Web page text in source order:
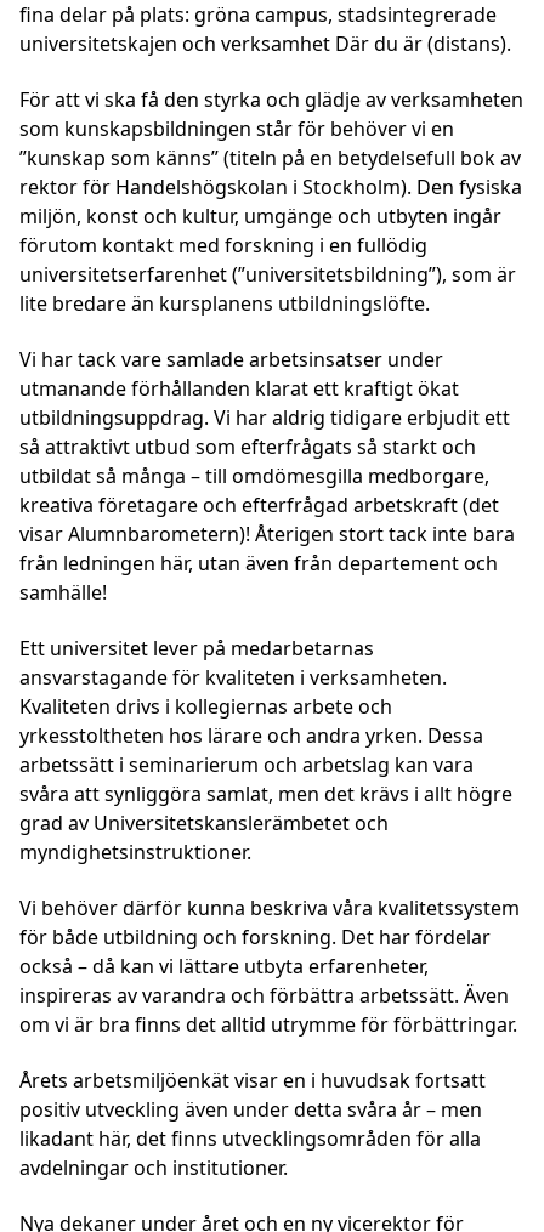
fina delar på plats: gröna campus, stadsintegrerade
universitetskajen och verksamhet Där du är (distans).
För att vi ska få den styrka och glädje av verksamheten
som kunskapsbildningen står för behöver vi en
”kunskap som känns” (titeln på en betydelsefull bok av
rektor för Handelshögskolan i Stockholm). Den fysiska
miljön, konst och kultur, umgänge och utbyten ingår
förutom kontakt med forskning i en fullödig
universitetserfarenhet (”universitetsbildning”), som är
lite bredare än kursplanens utbildningslöfte.
Vi har tack vare samlade arbetsinsatser under
utmanande förhållanden klarat ett kraftigt ökat
utbildningsuppdrag. Vi har aldrig tidigare erbjudit ett
så attraktivt utbud som efterfrågats så starkt och
utbildat så många – till omdömesgilla medborgare,
kreativa företagare och efterfrågad arbetskraft (det
visar Alumnbarometern)! Återigen stort tack inte bara
från ledningen här, utan även från departement och
samhälle!
Ett universitet lever på medarbetarnas
ansvarstagande för kvaliteten i verksamheten.
Kvaliteten drivs i kollegiernas arbete och
yrkesstoltheten hos lärare och andra yrken. Dessa
arbetssätt i seminarierum och arbetslag kan vara
svåra att synliggöra samlat, men det krävs i allt högre
grad av Universitetskanslerämbetet och
myndighetsinstruktioner.
Vi behöver därför kunna beskriva våra kvalitetssystem
för både utbildning och forskning. Det har fördelar
också – då kan vi lättare utbyta erfarenheter,
inspireras av varandra och förbättra arbetssätt. Även
om vi är bra finns det alltid utrymme för förbättringar.
Årets arbetsmiljöenkät visar en i huvudsak fortsatt
positiv utveckling även under detta svåra år – men
likadant här, det finns utvecklingsområden för alla
avdelningar och institutioner.
Nya dekaner under året och en ny vicerektor för